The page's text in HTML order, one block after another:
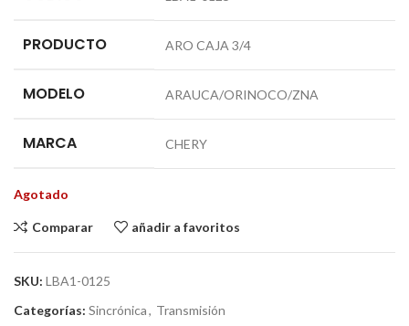
PRODUCTO ARO CAJA 3/4
MODELO ARAUCA/ORINOCO/ZNA
MARCA CHERY
Agotado
Comparar añadir a favoritos
SKU: LBA1-0125
Categorías: Sincrónica, Transmisión